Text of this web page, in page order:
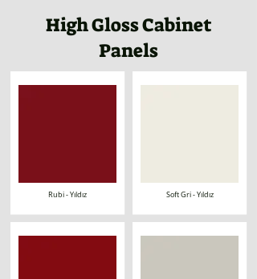
High Gloss Cabinet
Panels
Rubi - Yıldız Soft Gri - Yıldız